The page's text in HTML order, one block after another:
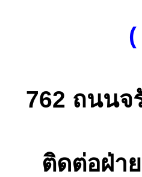
762 ถนนจ
ติดต่อฝ่า